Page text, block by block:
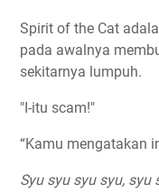
Spirit of the Cat
pada awalnya
sekitarnya lumpuh.
"I-itu scam!"
“Kamu mengatakan
Syu syu syu syu, syu